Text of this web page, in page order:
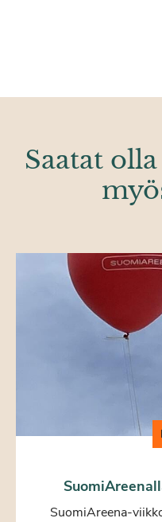
Saatat
SuomiAreena-